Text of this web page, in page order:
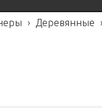
› Деревянные ›